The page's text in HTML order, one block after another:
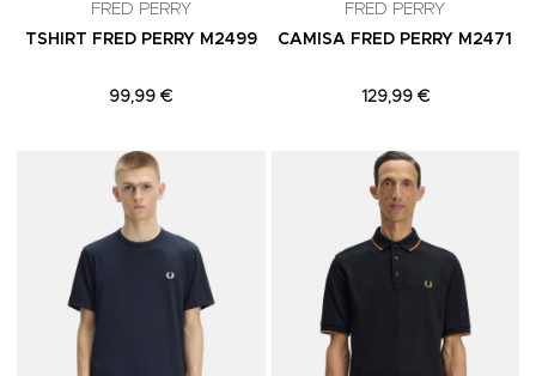
FRED PERRY
TSHIRT FRED PERRY M2499
99,99 €
FRED PERRY
CAMISA FRED PERRY M2471
129,99 €
Adicionar aos Favoritos